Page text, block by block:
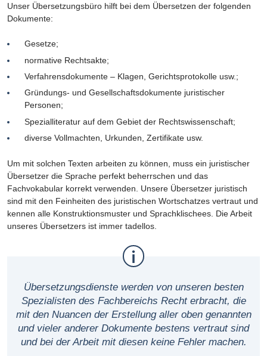
Unser Übersetzungsbüro hilft bei dem Übersetzen der folgenden
Dokumente:
Gesetze;
normative Rechtsakte;
Verfahrensdokumente – Klagen, Gerichtsprotokolle usw.;
Gründungs- und Gesellschaftsdokumente juristischer
Personen;
Spezialliteratur auf dem Gebiet der Rechtswissenschaft;
diverse Vollmachten, Urkunden, Zertifikate usw.
Um mit solchen Texten arbeiten zu können, muss ein juristischer
Übersetzer die Sprache perfekt beherrschen und das
Fachvokabular korrekt verwenden. Unsere Übersetzer juristisch
sind mit den Feinheiten des juristischen Wortschatzes vertraut und
kennen alle Konstruktionsmuster und Sprachklischees. Die Arbeit
unseres Übersetzers ist immer tadellos.
Übersetzungsdienste werden von unseren besten
Spezialisten des Fachbereichs Recht erbracht, die
mit den Nuancen der Erstellung aller oben genannten
und vieler anderer Dokumente bestens vertraut sind
und bei der Arbeit mit diesen keine Fehler machen.